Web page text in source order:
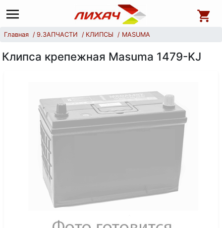
Главная 9.ЗАПЧАСТИ КЛИПСЫ MASUMA
Клипса крепежная Masuma 1479-KJ